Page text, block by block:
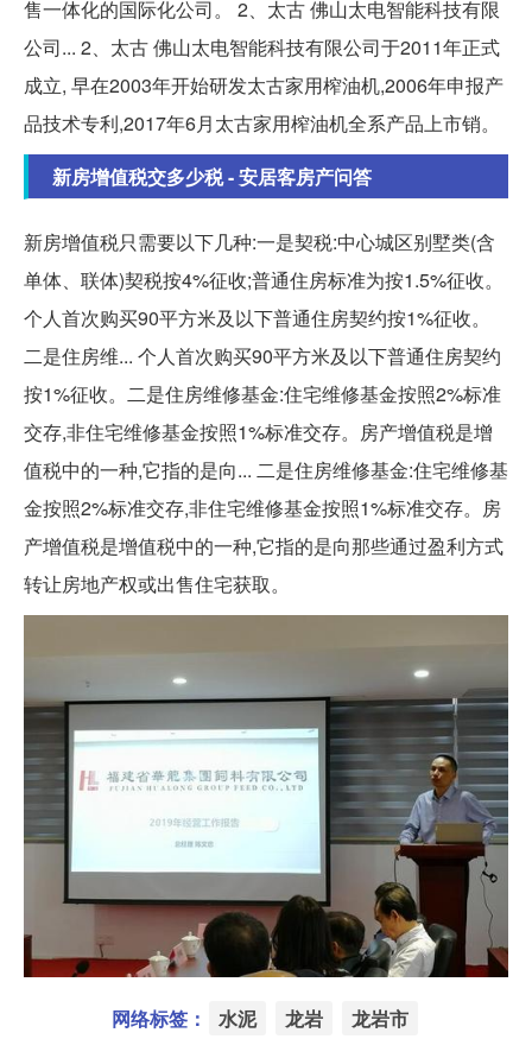
售一体化的国际化公司。 2、太古 佛山太电智能科技有限
公司... 2、太古 佛山太电智能科技有限公司于2011年正式
成立, 早在2003年开始研发太古家用榨油机,2006年申报产
品技术专利,2017年6月太古家用榨油机全系产品上市销。
新房增值税交多少税 - 安居客房产问答
新房增值税只需要以下几种:一是契税:中心城区别墅类(含
单体、联体)契税按4%征收;普通住房标准为按1.5%征收。
个人首次购买90平方米及以下普通住房契约按1%征收。
二是住房维... 个人首次购买90平方米及以下普通住房契约
按1%征收。二是住房维修基金:住宅维修基金按照2%标准
交存,非住宅维修基金按照1%标准交存。房产增值税是增
值税中的一种,它指的是向... 二是住房维修基金:住宅维修基
金按照2%标准交存,非住宅维修基金按照1%标准交存。房
产增值税是增值税中的一种,它指的是向那些通过盈利方式
转让房地产权或出售住宅获取。
网络标签： 水泥 龙岩 龙岩市